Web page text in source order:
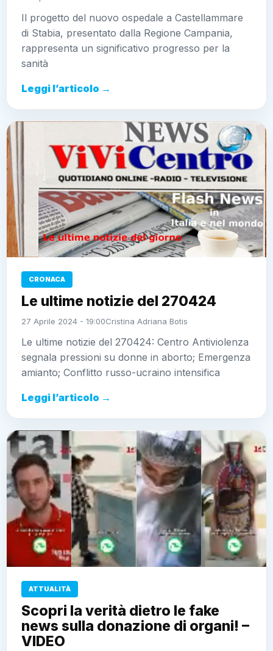
Il progetto del nuovo ospedale a Castellammare
di Stabia, presentato dalla Regione Campania,
rappresenta un significativo progresso per la
sanità
Leggi l’articolo →
CRONACA
Le ultime notizie del 270424
27 Aprile 2024 - 19:00Cristina Adriana Botis
Le ultime notizie del 270424: Centro Antiviolenza
segnala pressioni su donne in aborto; Emergenza
amianto; Conflitto russo-ucraino intensifica
Leggi l’articolo →
ATTUALITÀ
Scopri la verità dietro le fake
news sulla donazione di organi! –
VIDEO